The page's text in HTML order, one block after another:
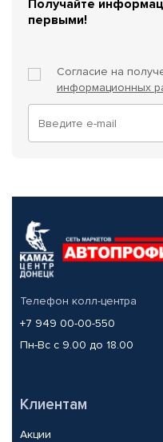
Получайте
первыми!
Согласие на
информационных
Телефон колл-центра
+7 949 00-00-550
Пн-Вс с 9.00 до 18.00
Клиентам
Акции